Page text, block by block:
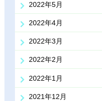
2022年5月
2022年4月
2022年3月
2022年2月
2022年1月
2021年12月